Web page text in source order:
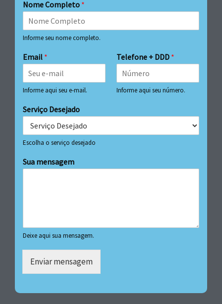
Nome Completo *
Informe seu nome completo.
Email *
Informe aqui seu e-mail.
Telefone + DDD *
Informe aqui seu número.
Serviço Desejado
Escolha o serviço desejado
Sua mensagem
Deixe aqui sua mensagem.
Enviar mensagem